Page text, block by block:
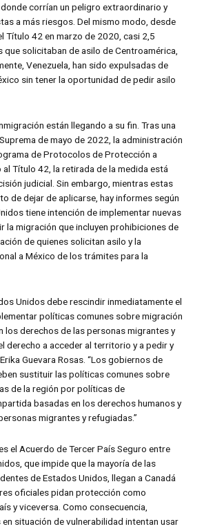
corrían un peligro extraordinario y
a más riesgos. Del mismo modo, desde
Título 42 en marzo de 2020, casi 2,5
que solicitaban de asilo de Centroamérica,
Venezuela, han sido expulsadas de
sin tener la oportunidad de pedir asilo
están llegando a su fin. Tras una
de mayo de 2022, la administración
de Protocolos de Protección a
al Título 42, la retirada de la medida está
judicial. Sin embargo, mientras estas
de dejar de aplicarse, hay informes según
tiene intención de implementar nuevas
la migración que incluyen prohibiciones de
de quienes solicitan asilo y la
a México de los trámites para la
Unidos debe rescindir inmediatamente el
políticas comunes sobre migración
los derechos de las personas migrantes y
derecho a acceder al territorio y a pedir y
Guevara Rosas. “Los gobiernos de
sustituir las políticas comunes sobre
de la región por políticas de
basadas en los derechos humanos y
migrantes y refugiadas.”
el Acuerdo de Tercer País Seguro entre
que impide que la mayoría de las
de Estados Unidos, llegan a Canadá
oficiales pidan protección como
y viceversa. Como consecuencia,
situación de vulnerabilidad intentan usar